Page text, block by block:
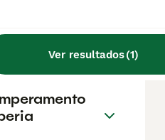
Ver resultados(1)
era